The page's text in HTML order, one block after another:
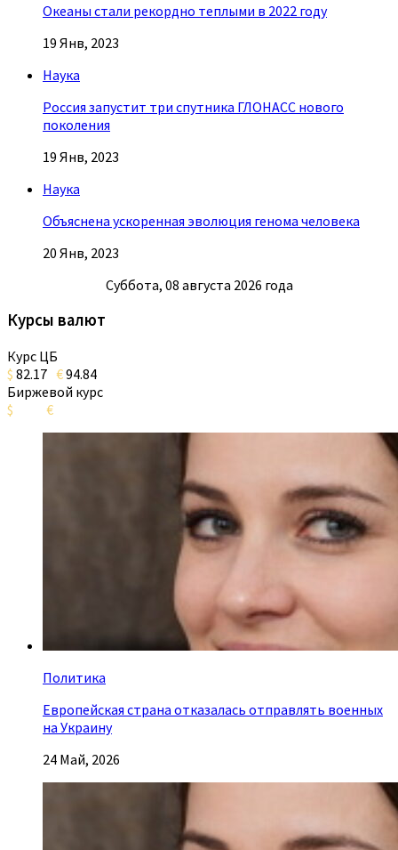
Океаны стали рекордно теплыми в 2022 году
19 Янв, 2023
Наука
Россия запустит три спутника ГЛОНАСС нового
поколения
19 Янв, 2023
Наука
Объяснена ускоренная эволюция генома человека
20 Янв, 2023
Суббота, 08 августа 2026 года
Курсы валют
Курс ЦБ
$ 82.17 €94.84
Биржевой курс
$
€
Политика
Европейская страна отказалась отправлять военных
на Украину
24 Май, 2026